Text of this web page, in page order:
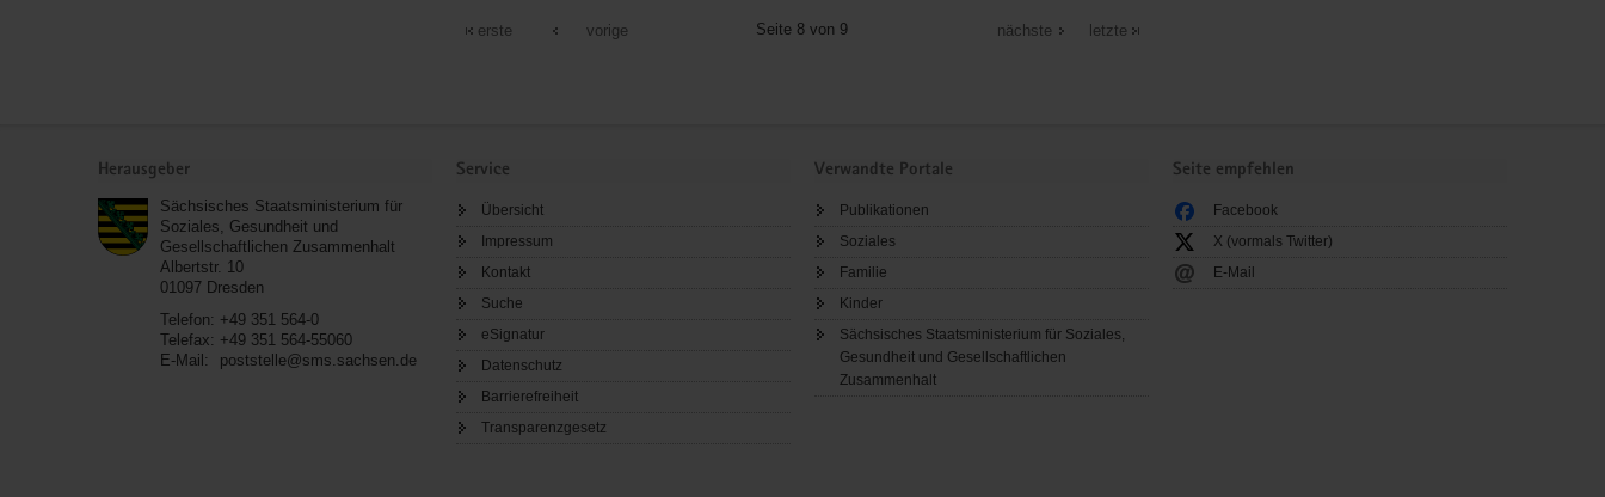
alleinerziehender
Sachsen
V.
(VAMV)
erste vorige Seite 8 von 9 nächste letzte
Herausgeber
Sächsisches Staatsministerium für
Soziales, Gesundheit und
Gesellschaftlichen Zusammenhalt
Albertstr. 10
01097 Dresden
Telefon: +49 351 564-0
Telefax: +49 351 564-55060
E-Mail:
poststelle@sms.sachsen.de
Service
Übersicht
Impressum
Kontakt
Suche
eSignatur
Datenschutz
Barrierefreiheit
Transparenzgesetz
Verwandte Portale
Publikationen
Soziales
Familie
Kinder
Sächsisches Staatsministerium für Soziales,
Gesundheit und Gesellschaftlichen
Zusammenhalt
Seite empfehlen
Facebook
X (vormals Twitter)
E-Mail